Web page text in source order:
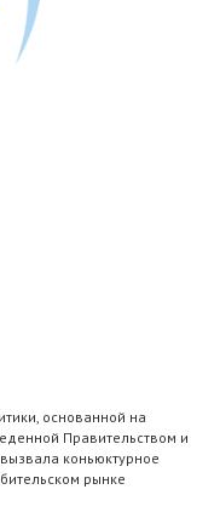
основанной на
Правительством и
коньюктурное
рынке